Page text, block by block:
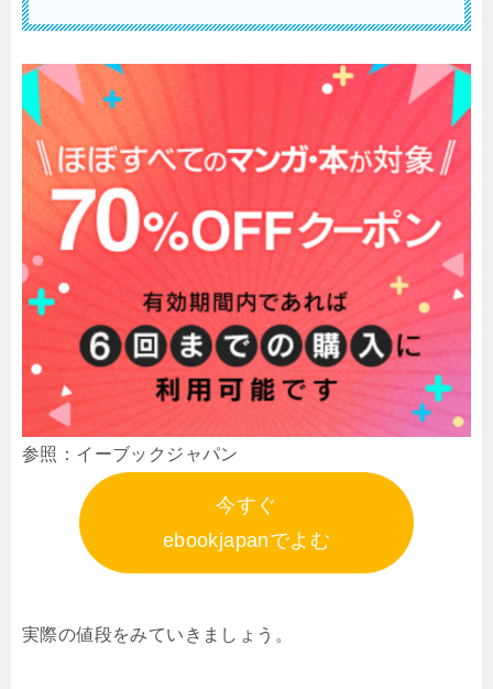
参照：イーブックジャパン
今すぐ
ebookjapanでよむ
実際の値段をみていきましょう。